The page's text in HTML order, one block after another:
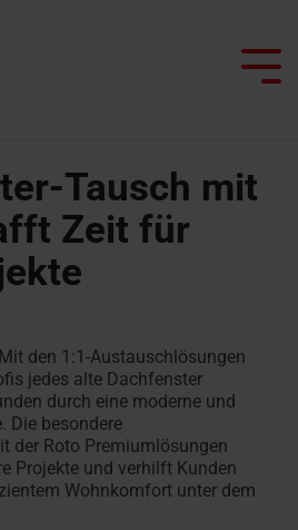
Smart Home
Pflege und Wartung
1:1-Austausch-Tool
Profis
besonderen Anwendungsfenster
Flachdachausstiege
mit
Alle Kniestocktüren
Terrassenausstiege
Tausch mit
Zeit für
den 1:1-Austauschlösungen
jedes alte Dachfenster
durch eine moderne und
Die besondere
der Roto Premiumlösungen
Projekte und verhilft Kunden
Wohnkomfort unter dem